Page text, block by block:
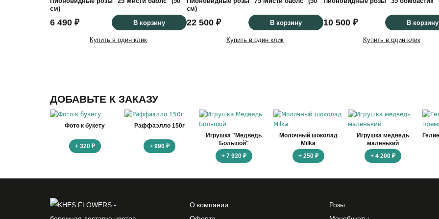
см)
6 490 ₽ В корзину
Купить в один клик
см)
22 500 ₽ В корзину
Купить в один клик
10 500 ₽ В корзину
Купить в один клик
ДОБАВЬТЕ К ЗАКАЗУ
Фото к букету
+ 320 ₽
Раффаэлло 150г
+ 990 ₽
Игрушка "Медведь
Большой"
+ 7 920 ₽
Молочный шоколад
Milka
+ 250 ₽
Игрушка медведь
маленький
+ 4 200 ₽
О компании
Розы